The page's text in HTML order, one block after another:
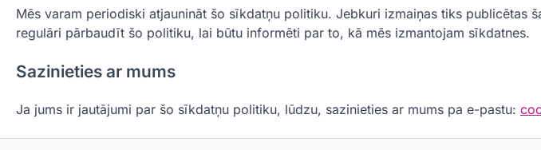
Mēs varam periodiski atjaunināt šo sīkdatņu politiku. Jebkuri izmaiņas tiks publicētas
regulāri pārbaudīt šo politiku, lai būtu informēti par to, kā mēs izmantojam sīkdatnes.
Sazinieties ar mums
Ja jums ir jautājumi par šo sīkdatņu politiku, lūdzu, sazinieties ar mums pa e-pastu: